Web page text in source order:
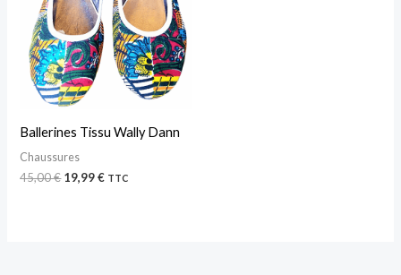
Ballerines Tissu Wally Dann
Chaussures
45,00€ 19,99€ TTC